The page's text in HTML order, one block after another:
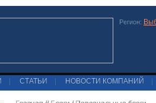
Регион:
СТАТЬИ НОВОСТИ КОМПАНИЙ